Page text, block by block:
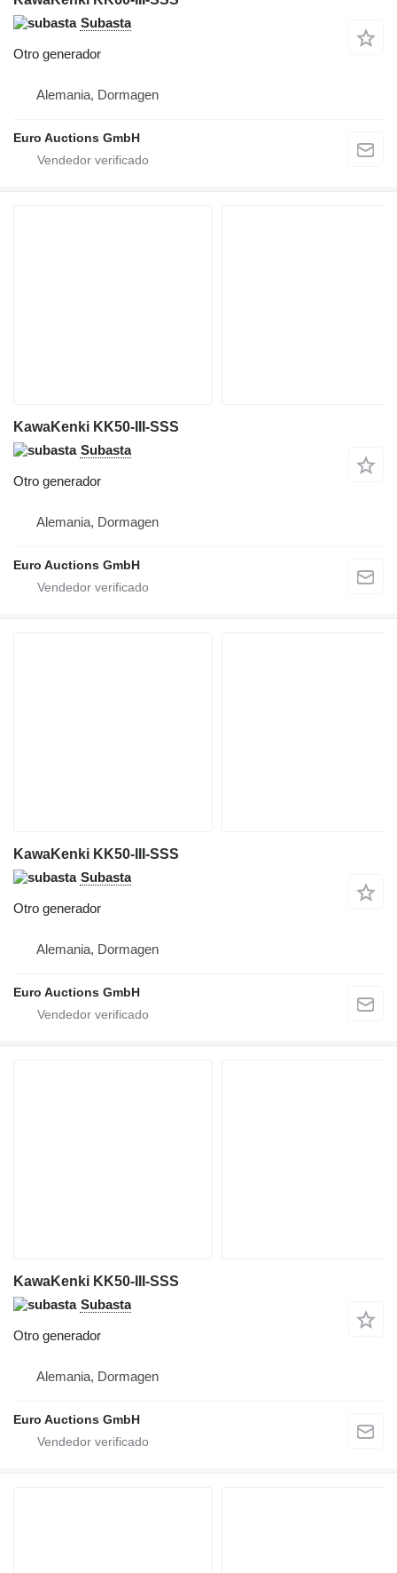
Subasta
Otro generador
Alemania, Dormagen
Euro Auctions GmbH
KawaKenki KK50-III-SSS
Subasta
Otro generador
Alemania, Dormagen
Euro Auctions GmbH
KawaKenki KK50-III-SSS
Subasta
Otro generador
Alemania, Dormagen
Euro Auctions GmbH
KawaKenki KK50-III-SSS
Subasta
Otro generador
Alemania, Dormagen
Euro Auctions GmbH